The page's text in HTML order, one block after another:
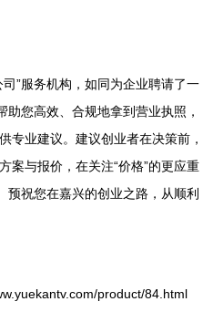
”服务机构，如同为企业聘请了一
助您高效、合规地拿到营业执照，
专业建议。建议创业者在决策前，
案与报价，在关注“价格”的更应重
祝您在嘉兴的创业之路，从顺利
product/84.html